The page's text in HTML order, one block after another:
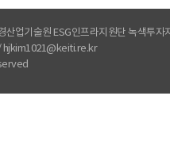
업기술원 ESG인프라지원단 녹색투자
hjkim1021@keiti.re.kr